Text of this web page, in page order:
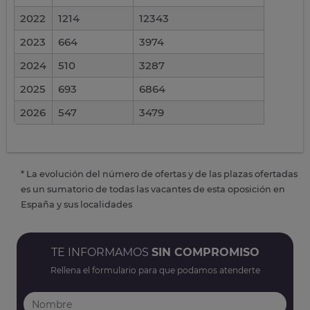
2022
1214
12343
2023
664
3974
2024
510
3287
2025
693
6864
2026
547 3479
* La evolución del número de ofertas y de las plazas ofertadas
es un sumatorio de todas las vacantes de esta oposición en
España y sus localidades
TE INFORMAMOS SIN COMPROMISO
Rellena el formulario para que podamos atenderte